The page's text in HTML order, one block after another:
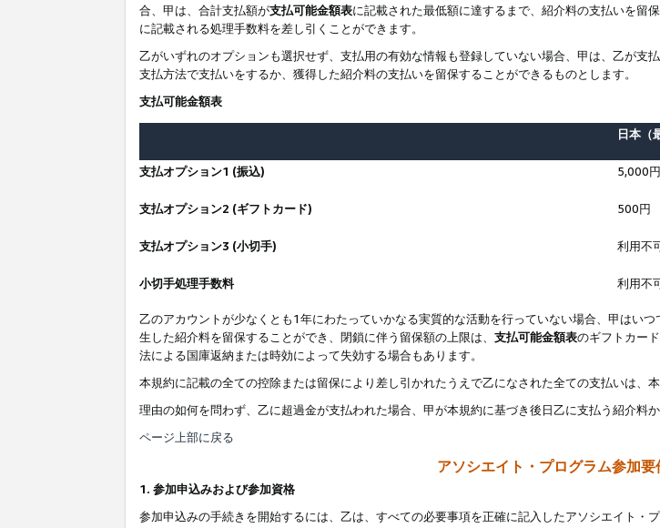
合、甲は、合計支払額が支払可能金額表に記載された最低額に達するまで、紹介料の支払いを留
に記載される処理手数料を差し引くことができます。
乙がいずれのオプションも選択せず、支払用の有効な情報も登録していない場合、甲は、乙が
支払方法で支払いをするか、獲得した紹介料の支払いを留保することができるものとします。
支払可能金額表
日本（
支払オプション1 (振込) 5,000円
支払オプション2 (ギフトカード) 500円
支払オプション3 (小切手) 利用不
小切手処理手数料 利用不
乙のアカウントが少なくとも1年にわたっていかなる実質的な活動を行っていない場合、甲はい
生した紹介料を留保することができ、閉鎖に伴う留保額の上限は、 支払可能金額表のギフトカー
法による国庫返納または時効によって失効する場合もあります。
本規約に記載の全ての控除または留保により差し引かれたうえで乙になされた全ての支払いは、
理由の如何を問わず、乙に超過金が支払われた場合、甲が本規約に基づき後日乙に支払う紹介料
ページ上部に戻る
アソシエイト・プログラム参加要
1. 参加申込みおよび参加資格
参加申込みの手続きを開始するには、乙は、すべての必要事項を正確に記入したアソシエイト・